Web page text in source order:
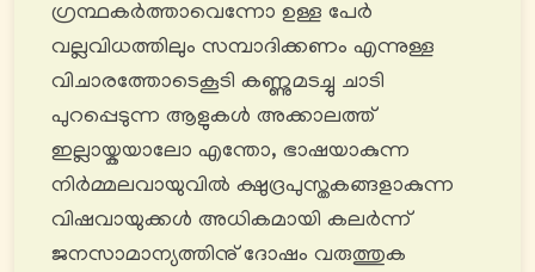
ഗ്രന്ഥകർത്താവെന്നോ ഉള്ള പേർ
വല്ലവിധത്തിലും സമ്പാദിക്കണം എന്നുള്ള
വിചാരത്തോടെകൂടി കണ്ണുമടച്ചു ചാടി
പുറപ്പെടുന്ന ആളുകൾ അക്കാലത്ത്
ഇല്ലായ്കയാലോ എന്തോ, ഭാഷയാകുന്ന
നിര്‍മ്മലവായുവില്‍ ക്ഷുദ്രപുസ്തകങ്ങളാകുന്ന
വിഷവായുക്കള്‍ അധികമായി കലര്‍ന്ന്
ജനസാമാന്യത്തിനു് ദോഷം വരുത്തുക